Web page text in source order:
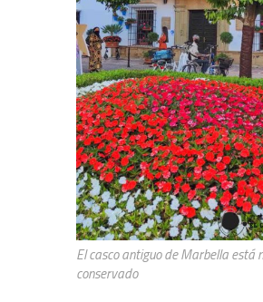
El casco antiguo de Marbella está
conservado